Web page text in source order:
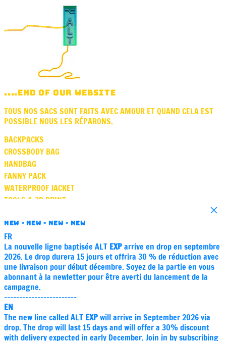
....END OF OUR WEBSITE
TOUS NOS SACS SONT FAITS AVEC AMOUR ET QUAND CELA EST
POSSIBLE NOUS LES RÉPARONS.
BACKPACKS
CROSSBODY BAG
HANDBAG
FANNY PACK
WATERPROOF JACKET
TOOLS & 3D PRINT
VASE
GIFT CARD
SOUND
ABOUT STORE PARIS
CARE
REPAIR
POLICY
Instagram
Email
Close
NEW - NEW - NEW - NEW
FR
La nouvelle ligne baptisée ALT EXParrive en drop en septembre
2026. Le drop durera 15 jours et offrira 30 % de réduction avec
une livraison pour début décembre. Soyez de la partie en vous
abonnant à la newletter pour être averti du lancement de la
campagne.
------------------------
EN
The new line called ALT EXPwill arrive in September 2026 via
drop. The drop will last 15 days and will offer a 30% discount
with delivery expected in early December. Join in by subscribing